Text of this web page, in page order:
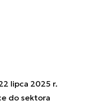
lipca 2025 r.
do sektora